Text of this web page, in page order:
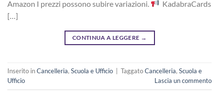
Amazon I prezzi possono subire variazioni.
KadabraCards
[…]
CONTINUA A LEGGERE →
Inserito inCancelleria, Scuola e Ufficio TaggatoCancelleria, Scuola e
Ufficio
Lascia un commento